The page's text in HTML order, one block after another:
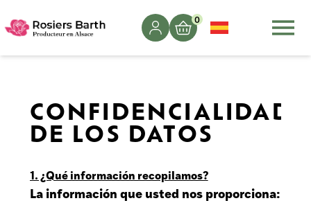
0
CONFIDENCIALIDAD
DE LOS DATOS
1. ¿Qué información recopilamos?
La información que usted nos proporciona: